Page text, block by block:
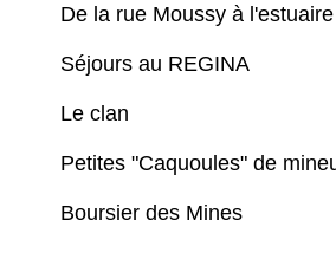
De la rue Moussy à
Séjours au REGINA
Le clan
Petites "Caquoules" de
Boursier des Mines